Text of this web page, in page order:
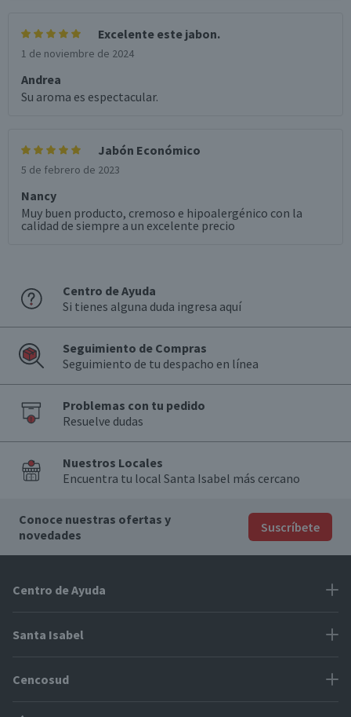
Excelente este jabon.
1 de noviembre de 2024
Andrea
Su aroma es espectacular.
Jabón Económico
5 de febrero de 2023
Nancy
Muy buen producto, cremoso e hipoalergénico con la
calidad de siempre a un excelente precio
Centro de Ayuda
Si tienes alguna duda ingresa aquí
Seguimiento de Compras
Seguimiento de tu despacho en línea
Problemas con tu pedido
Resuelve dudas
Nuestros Locales
Encuentra tu local Santa Isabel más cercano
Conoce nuestras ofertas y
novedades
Suscríbete
Centro de Ayuda
Problemas con tu pedido
Cómo modificar mis datos
Santa Isabel
Proveedores
Cencosud